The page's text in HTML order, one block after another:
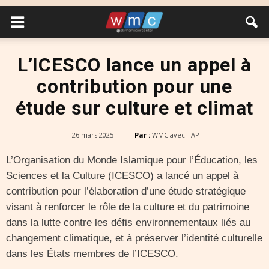
L’ICESCO lance un appel à
contribution pour une
étude sur culture et climat
26 mars 2025 Par : WMC avec TAP
L’Organisation du Monde Islamique pour l’Éducation, les
Sciences et la Culture (ICESCO) a lancé un appel à
contribution pour l’élaboration d’une étude stratégique
visant à renforcer le rôle de la culture et du patrimoine
dans la lutte contre les défis environnementaux liés au
changement climatique, et à préserver l’identité culturelle
dans les États membres de l’ICESCO.